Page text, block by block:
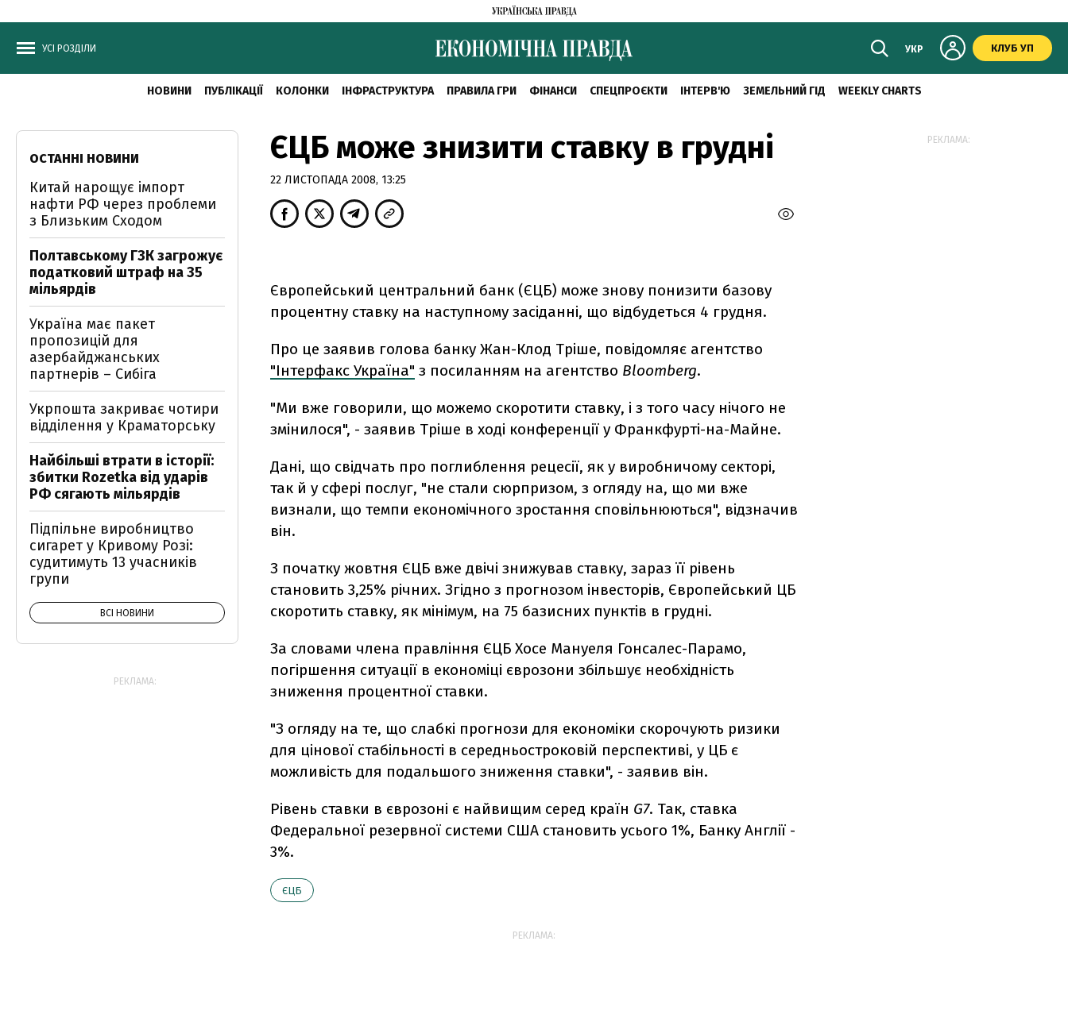
УСІ РОЗДІЛИ УКР КЛУБ УП
НОВИНИ ПУБЛІКАЦІЇ КОЛОНКИ ІНФРАСТРУКТУРА ПРАВИЛА ГРИ ФІНАНСИ СПЕЦПРОЄКТИ ІНТЕРВ'Ю ЗЕМЕЛЬНИЙ ГІД WEEKLY CHARTS
ЄЦБ може знизити ставку в грудні
22 ЛИСТОПАДА 2008, 13:25
Європейський центральний банк (ЄЦБ) може знову понизити базову
процентну ставку на наступному засіданні, що відбудеться 4 грудня.
Про це заявив голова банку Жан-Клод Тріше, повідомляє агентство
"Інтерфакс Україна" з посиланням на агентство Bloomberg.
"Ми вже говорили, що можемо скоротити ставку, і з того часу нічого не
змінилося", - заявив Тріше в ході конференції у Франкфурті-на-Майне.
Дані, що свідчать про поглиблення рецесії, як у виробничому секторі,
так й у сфері послуг, "не стали сюрпризом, з огляду на, що ми вже
визнали, що темпи економічного зростання сповільнюються", відзначив
він.
З початку жовтня ЄЦБ вже двічі знижував ставку, зараз її рівень
становить 3,25% річних. Згідно з прогнозом інвесторів, Європейський ЦБ
скоротить ставку, як мінімум, на 75 базисних пунктів в грудні.
За словами члена правління ЄЦБ Хосе Мануеля Гонсалес-Парамо,
погіршення ситуації в економіці єврозони збільшує необхідність
зниження процентної ставки.
"З огляду на те, що слабкі прогнози для економіки скорочують ризики
для цінової стабільності в середньостроковій перспективі, у ЦБ є
можливість для подальшого зниження ставки", - заявив він.
Рівень ставки в єврозоні є найвищим серед країн G7. Так, ставка
Федеральної резервної системи США становить усього 1%, Банку Англії -
3%.
ЄЦБ
РЕКЛАМА:
ОСТАННІ НОВИНИ
Китай нарощує імпорт
нафти РФ через проблеми
з Близьким Сходом
Полтавському ГЗК загрожує
податковий штраф на 35
мільярдів
Україна має пакет
пропозицій для
азербайджанських
партнерів – Сибіга
Укрпошта закриває чотири
відділення у Краматорську
Найбільші втрати в історії:
збитки Rozetka від ударів
РФ сягають мільярдів
Підпільне виробництво
сигарет у Кривому Розі:
судитимуть 13 учасників
групи
ВСІ НОВИНИ
РЕКЛАМА:
РЕКЛАМА: